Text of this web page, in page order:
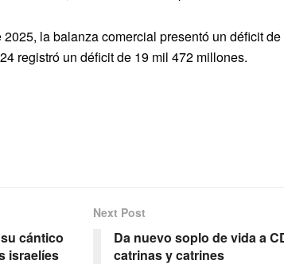
la balanza comercial presentó un déficit
registró un déficit de 19 mil 472 millones.
cántico
israelíes
Next Post
Da nuevo soplo de vida a
catrinas y catrines